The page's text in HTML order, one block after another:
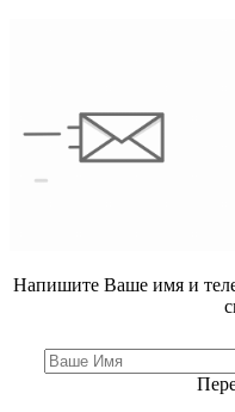
Напишите Ваше имя и